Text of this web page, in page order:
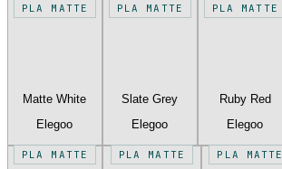
PLA MATTE
Matte White
Elegoo
PLA MATTE
Slate Grey
Elegoo
PLA MATTE
Ruby Red
Elegoo
PLA MATTE PLA MATTE PLA MATTE